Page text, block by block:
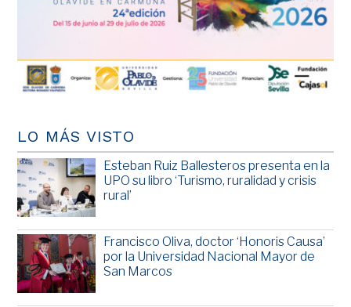
LO MÁS VISTO
Esteban Ruiz Ballesteros presenta en la
UPO su libro ‘Turismo, ruralidad y crisis
rural’
Francisco Oliva, doctor ‘Honoris Causa’
por la Universidad Nacional Mayor de
San Marcos